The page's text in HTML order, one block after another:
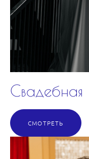
Свадебная
СМОТРЕТЬ